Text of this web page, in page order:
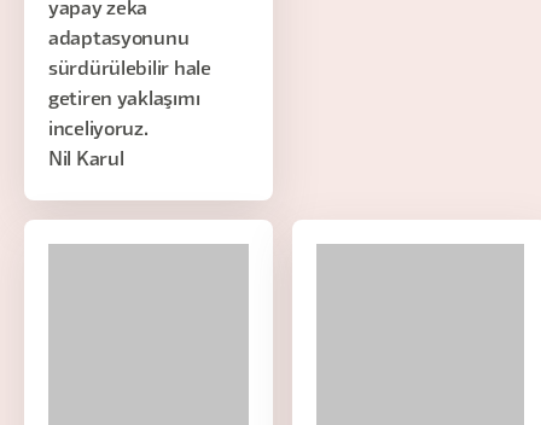
yapay zeka
adaptasyonunu
sürdürülebilir hale
getiren yaklaşımı
inceliyoruz.
Nil Karul